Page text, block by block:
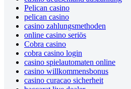
Pelican casino
pelican casino
casino zahlungsmethoden
online casino seriös
Cobra casino
cobra casino login
casino spielautomaten online
casino willkommensbonus
casino curacao sicherheit